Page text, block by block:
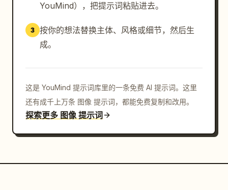
YouMind），把提示词粘贴进去。
3 按你的想法替换主体、风格或细节，然后生
成。
这是 YouMind 提示词库里的一条免费 AI 提示词。这里
还有成千上万条 图像 提示词，都能免费复制和改用。
探索更多 图像 提示词